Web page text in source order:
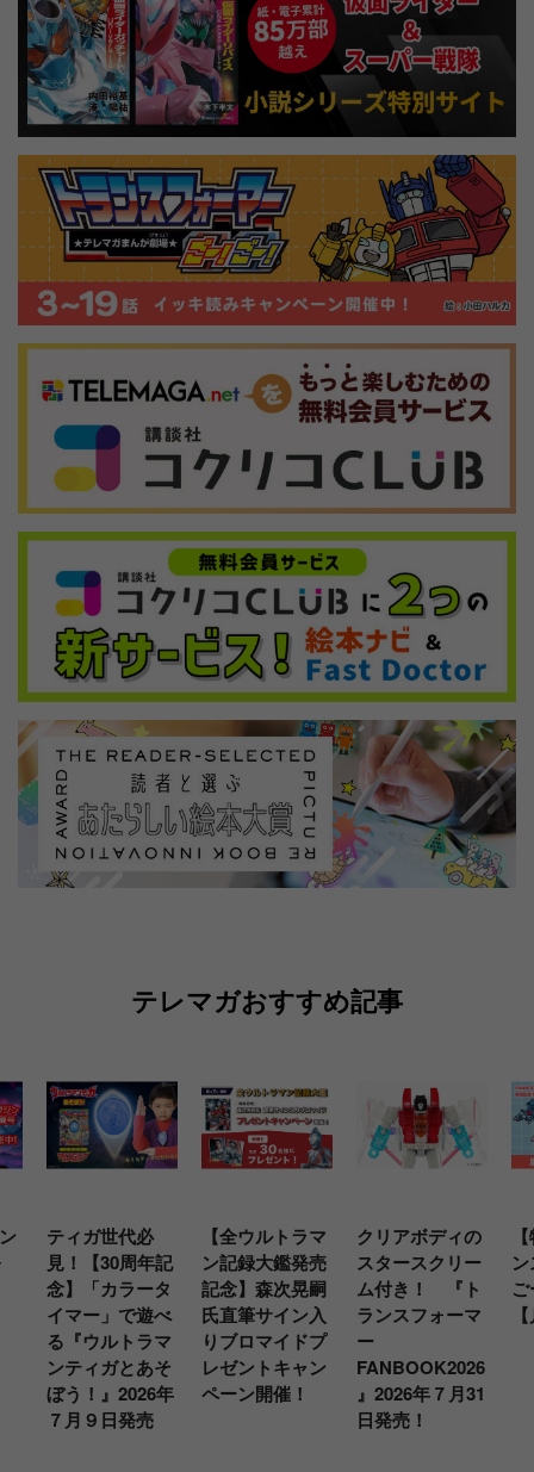
テレマガおすすめ記事
ティガ世代必
見！【30周年記
念】「カラータ
イマー」で遊べ
る『ウルトラマ
ンティガとあそ
ぼう！』2026年
７月９日発売
【全ウルトラマ
ン記録大鑑発売
記念】森次晃嗣
氏直筆サイン入
りブロマイドプ
レゼントキャン
ペーン開催！
クリアボディの
スタースクリー
ム付き！ 『ト
ランスフォーマ
ー
FANBOOK2026
』2026年７月31
日発売！